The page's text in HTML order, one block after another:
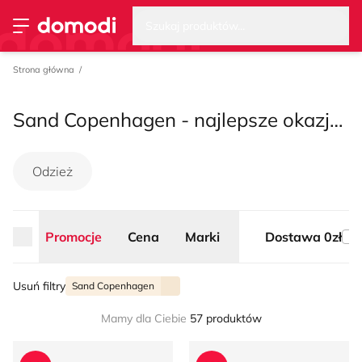
Przełącz menu
Strona główna
Strona główna
Sand Copenhagen - najlepsze okazje na sezon lato 2026
Odzież
Promocje Cena Marki Dostawa 0zł
Usuń filtry Sand Copenhagen
Mamy dla Ciebie 57 produktów
Promocje
Marynarka męska Sand CopenhagenT-shirt męski Sand